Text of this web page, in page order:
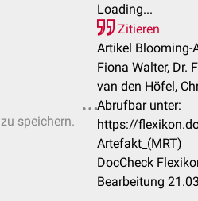
speichern.
Loading...
Zitieren
Artikel Blooming-
Fiona Walter, Dr.
van den Höfel,
Abrufbar unter:
https://
Artefakt_(MRT)
DocCheck
Bearbeitung